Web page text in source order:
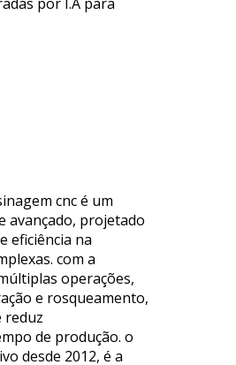
cnc é um
avançado, projetado
eficiência na
com a
operações,
e rosqueamento,
reduz
de produção. o
desde 2012, é a